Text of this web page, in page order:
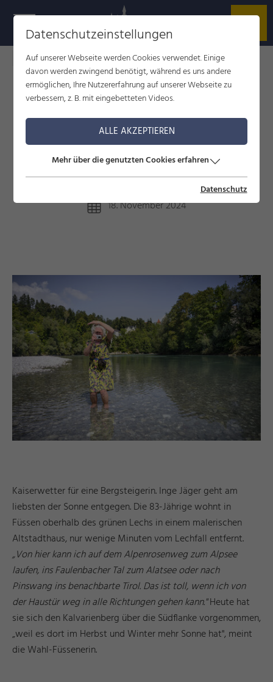
Füssen im Allgäu Blog Die Bergjägerin
DIE BERGJÄGERIN
Die Füssener Alpinistin Inge Jäger im
Porträt
18. November 2024
Kaiserwetter für eine Bergsteigerin. Inge Jäger geht am
liebsten der Sonne entgegen. Die 83-Jährige wohnt in
Füssen oberhalb des grünen Lechs in einem malerischen
Altstadthaus, nur wenige Minuten vom Lechfall entfernt.
„Von hier kann ich auf dem Alpenrosenweg zum Alpsee
laufen, ins Faulenbacher Tal zum Alatsee oder nach
Pinswang ins benachbarte Tirol. Das ist toll, wenn ich von
der Haustür weg in alle Richtungen gehen kann."Heute hat
sie sich den Kalvarienberg über die Südflanke vorgenommen,
„weil es dort im Herbst und Winter mehr Sonne hat", meint
die Wahl-Füssenerin.
Datenschutzeinstellungen
Auf unserer Webseite werden Cookies verwendet. Einige
davon werden zwingend benötigt, während es uns andere
ermöglichen, Ihre Nutzererfahrung auf unserer Webseite zu
verbessern, z. B. mit eingebetteten Videos.
ALLE AKZEPTIEREN
Mehr über die genutzten Cookies erfahren
Datenschutz